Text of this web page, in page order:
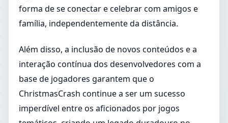
forma de se conectar e celebrar com amigos e
família, independentemente da distância.
Além disso, a inclusão de novos conteúdos e a
interação contínua dos desenvolvedores com a
base de jogadores garantem que o
ChristmasCrash continue a ser um sucesso
imperdível entre os aficionados por jogos